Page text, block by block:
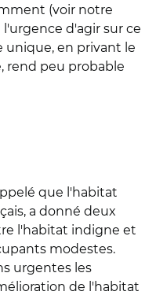
(voir notre
d'agir sur ce
unique, en privant le
rend peu probable
que l'habitat
a donné deux
l'habitat indigne et
modestes.
urgentes les
de l'habitat